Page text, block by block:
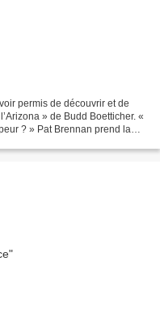
permis de découvrir et de
» de Budd Boetticher. «
? » Pat Brennan prend la